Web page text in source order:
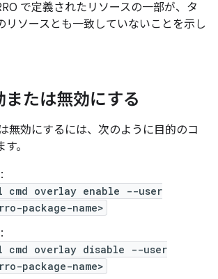
で定義されたリソースの一部が、タ
リソースとも一致していないことを示し
または無効にする
無効にするには、次のように目的のコ
。
cmd overlay enable --user
package-name>
cmd overlay disable --user
package-name>